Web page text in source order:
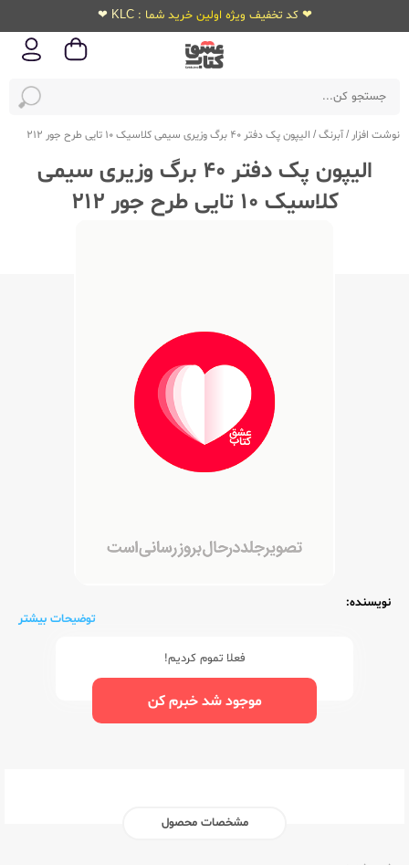
❤ کد تخفیف ویژه اولین خرید شما : KLC ❤
نوشت افزار /آبرنگ/ الیپون پک دفتر 40 برگ وزیری سیمی کلاسیک 10 تایی طرح جور 212
الیپون پک دفتر 40 برگ وزیری سیمی
کلاسیک 10 تایی طرح جور 212
نویسنده:
توضیحات بیشتر
فعلا تموم کردیم!
موجود شد خبرم کن
مشخصات محصول